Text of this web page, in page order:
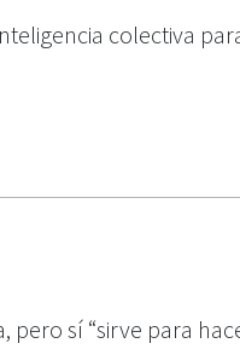
colectiva
sí “sirve para